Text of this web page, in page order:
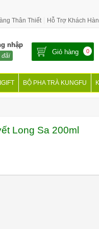
Thân Thiết Hỗ Trợ Khách
nhập
đãi Giỏ hàng 0
BỘ PHA TRÀ KUNGFU
Long Sa 200ml